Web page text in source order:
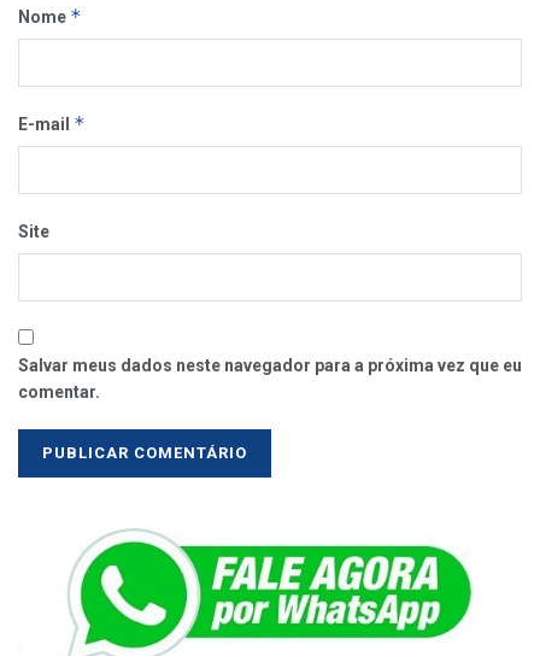
Nome *
E-mail *
Site
Salvar meus dados neste navegador para a próxima vez que eu
comentar.